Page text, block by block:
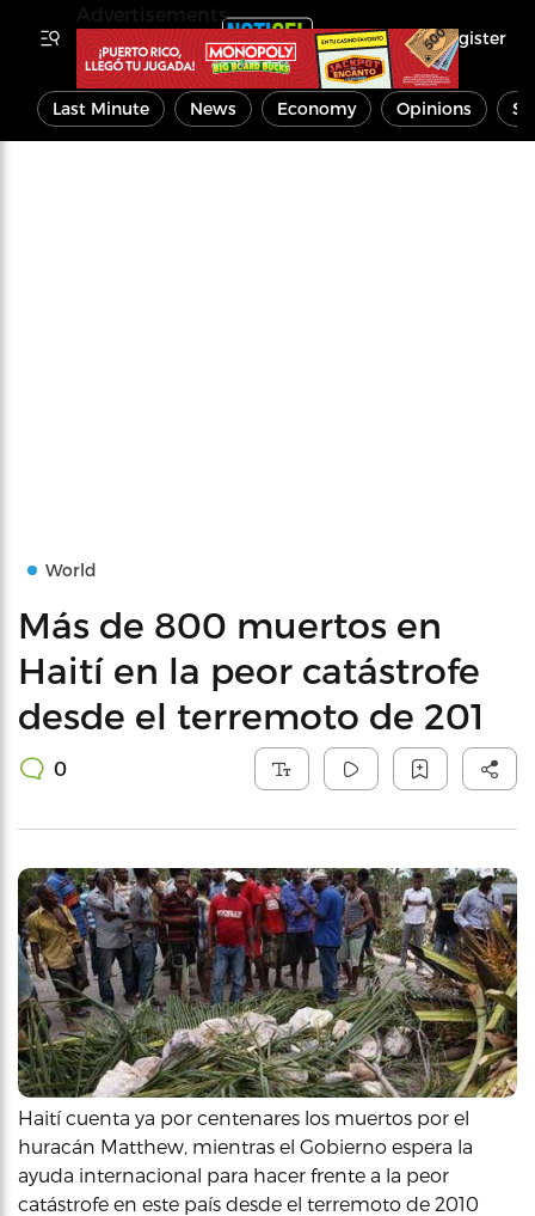
Register
Last Minute News Economy Opinions
World
Más de 800 muertos en
Haití en la peor catástrofe
desde el terremoto de 201
0
Haití cuenta ya por centenares los muertos por el
huracán Matthew, mientras el Gobierno espera la
ayuda internacional para hacer frente a la peor
catástrofe en este país desde el terremoto de 2010
Advertisements